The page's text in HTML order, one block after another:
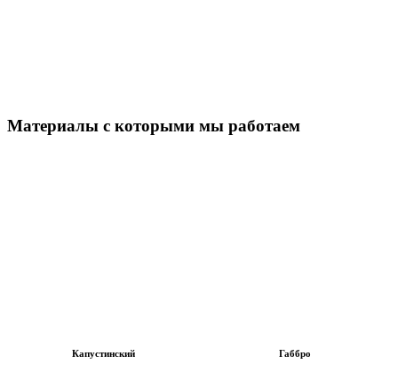
Материалы с которыми мы работаем
Капустинский Габбро